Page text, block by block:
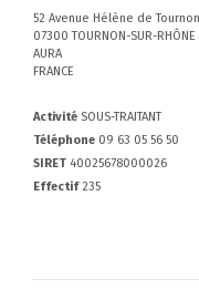
52 Avenue Hélène de Tournon
07300 TOURNON-SUR-RHÔNE
AURA
FRANCE
Activité SOUS-TRAITANT
Téléphone 09 63 05 56 50
SIRET 40025678000026
Effectif235